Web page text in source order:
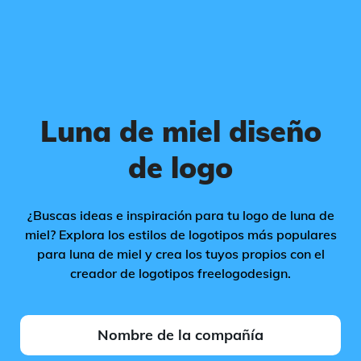
Luna de miel diseño
de logo
¿Buscas ideas e inspiración para tu logo de luna de
miel? Explora los estilos de logotipos más populares
para luna de miel y crea los tuyos propios con el
creador de logotipos freelogodesign.